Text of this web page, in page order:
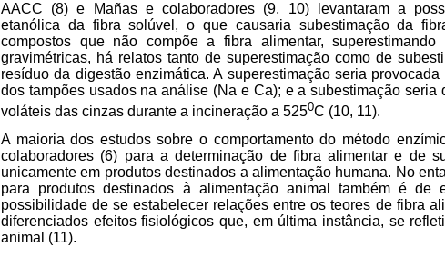
AACC (8) e Mañas e colaboradores (9, 10) levantaram a
etanólica da fibra solúvel, o que causaria subestimação da
compostos que não compõe a fibra alimentar,
gravimétricas, há relatos tanto de superestimação como de
resíduo da digestão enzimática. A superestimação seria
dos tampões usados na análise (Na e Ca); e a subestimação seria
voláteis das cinzas durante a incineração a 5250C (10, 11).
A maioria dos estudos sobre o comportamento do método
colaboradores (6) para a determinação de fibra alimentar e de
unicamente em produtos destinados a alimentação humana. No
para produtos destinados à alimentação animal também é de
possibilidade de se estabelecer relações entre os teores de fibra
diferenciados efeitos fisiológicos que, em última instância, se
animal (11).